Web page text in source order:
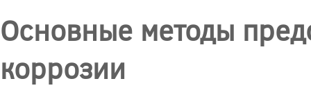
Основные методы
коррозии